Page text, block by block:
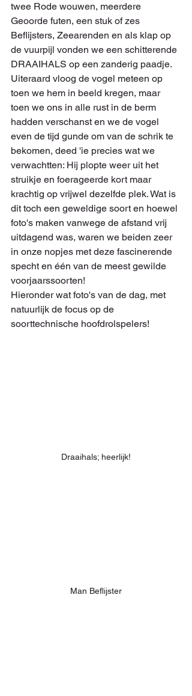
twee Rode wouwen, meerdere
Geoorde futen, een stuk of zes
Beflijsters, Zeearenden en als klap op
de vuurpijl vonden we een schitterende
DRAAIHALS op een zanderig paadje.
Uiteraard vloog de vogel meteen op
toen we hem in beeld kregen, maar
toen we ons in alle rust in de berm
hadden verschanst en we de vogel
even de tijd gunde om van de schrik te
bekomen, deed 'ie precies wat we
verwachtten: Hij plopte weer uit het
struikje en foerageerde kort maar
krachtig op vrijwel dezelfde plek. Wat is
dit toch een geweldige soort en hoewel
foto's maken vanwege de afstand vrij
uitdagend was, waren we beiden zeer
in onze nopjes met deze fascinerende
specht en één van de meest gewilde
voorjaarssoorten!
Hieronder wat foto's van de dag, met
natuurlijk de focus op de
soorttechnische hoofdrolspelers!
Draaihals; heerlijk!
Man Beflijster